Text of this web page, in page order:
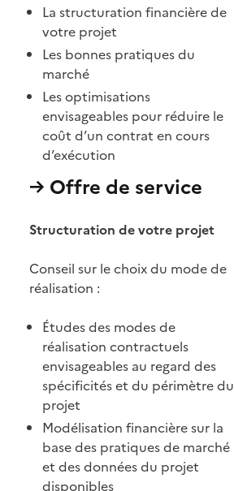
La structuration financière de
votre projet
Les bonnes pratiques du
marché
Les optimisations
envisageables pour réduire le
coût d’un contrat en cours
d’exécution
→ Offre de service
Structuration de votre projet
Conseil sur le choix du mode de
réalisation :
Études des modes de
réalisation contractuels
envisageables au regard des
spécificités et du périmètre du
projet
Modélisation financière sur la
base des pratiques de marché
et des données du projet
disponibles